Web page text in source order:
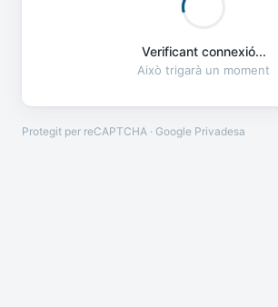
Verificant connexió...
Això trigarà un moment
Protegit per reCAPTCHA · Google Privadesa